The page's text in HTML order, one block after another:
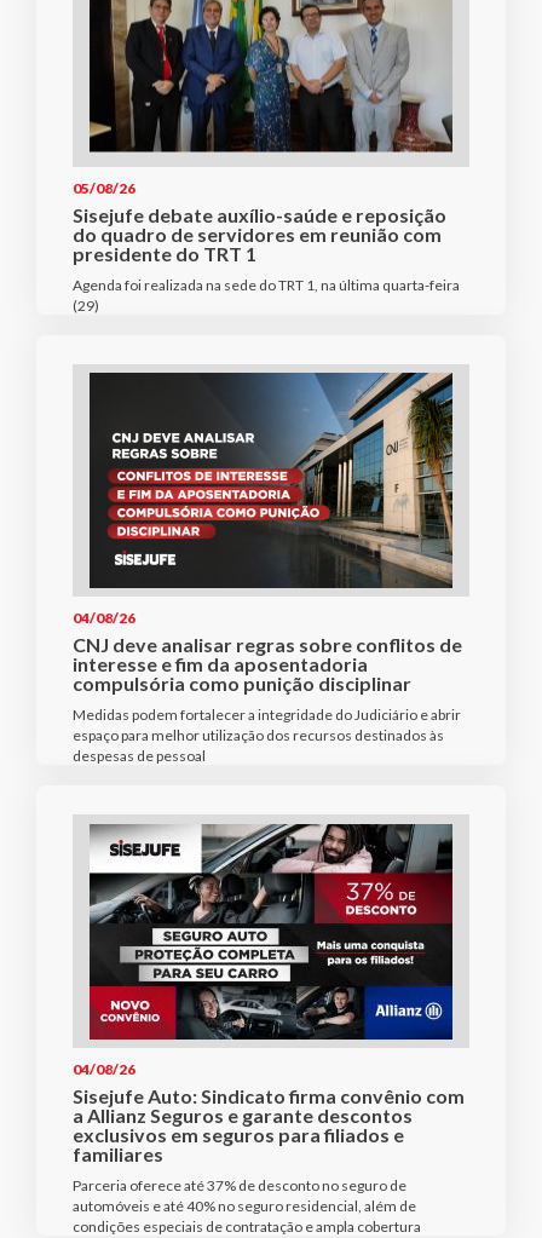
05/08/26
Sisejufe debate auxílio-saúde e reposição
do quadro de servidores em reunião com
presidente do TRT 1
Agenda foi realizada na sede do TRT 1, na última quarta-feira
(29)
04/08/26
CNJ deve analisar regras sobre conflitos de
interesse e fim da aposentadoria
compulsória como punição disciplinar
Medidas podem fortalecer a integridade do Judiciário e abrir
espaço para melhor utilização dos recursos destinados às
despesas de pessoal
04/08/26
Sisejufe Auto: Sindicato firma convênio com
a Allianz Seguros e garante descontos
exclusivos em seguros para filiados e
familiares
Parceria oferece até 37% de desconto no seguro de
automóveis e até 40% no seguro residencial, além de
condições especiais de contratação e ampla cobertura